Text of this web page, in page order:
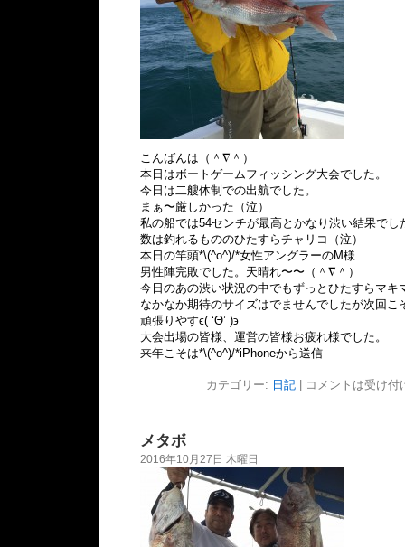
こんばんは（＾∇＾）
本日はボートゲームフィッシング大会でした。
今日は二艘体制での出航でした。
まぁ〜厳しかった（泣）
私の船では54センチが最高とかなり渋い結果でし
数は釣れるもののひたすらチャリコ（泣）
本日の竿頭*\(^o^)/*女性アングラーのM様
男性陣完敗でした。天晴れ〜〜（＾∇＾）
今日のあの渋い状況の中でもずっとひたすらマキ
なかなか期待のサイズはでませんでしたが次回こ
頑張りやすϵ( ‘Θ’ )϶
大会出場の皆様、運営の皆様お疲れ様でした。
来年こそは*\(^o^)/*iPhoneから送信
カテゴリー: 日記| コメントは受け付
メタボ
2016年10月27日 木曜日